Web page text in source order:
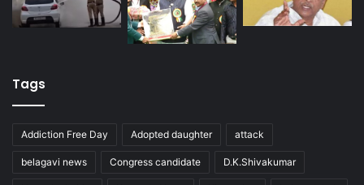
Tags
Addiction Free Day Adopted daughter attack
belagavi news Congress candidate D.K.Shivakumar